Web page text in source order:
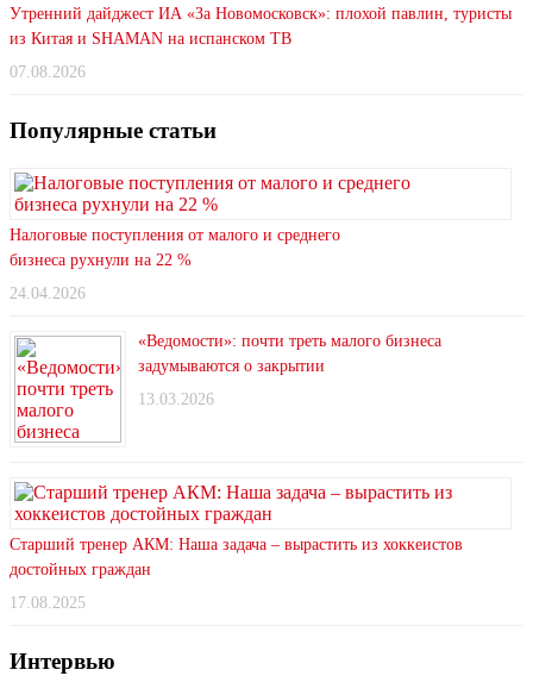
Утренний дайджест ИА «За Новомосковск»: плохой павлин, туристы
из Китая и SHAMAN на испанском ТВ
07.08.2026
Популярные статьи
Налоговые поступления от малого и среднего
бизнеса рухнули на 22 %
24.04.2026
«Ведомости»: почти треть малого бизнеса
задумываются о закрытии
13.03.2026
Старший тренер АКМ: Наша задача – вырастить из хоккеистов
достойных граждан
17.08.2025
Интервью